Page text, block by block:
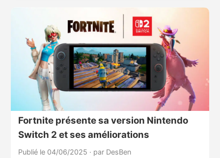
Fortnite présente sa version Nintendo
Switch 2 et ses améliorations
Publié le 04/06/2025 · par DesBen